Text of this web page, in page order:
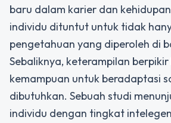
baru dalam karier dan
individu dituntut untuk tidak
pengetahuan yang diperoleh di
Sebaliknya, keterampilan
kemampuan untuk beradaptasi
dibutuhkan. Sebuah studi
individu dengan tingkat